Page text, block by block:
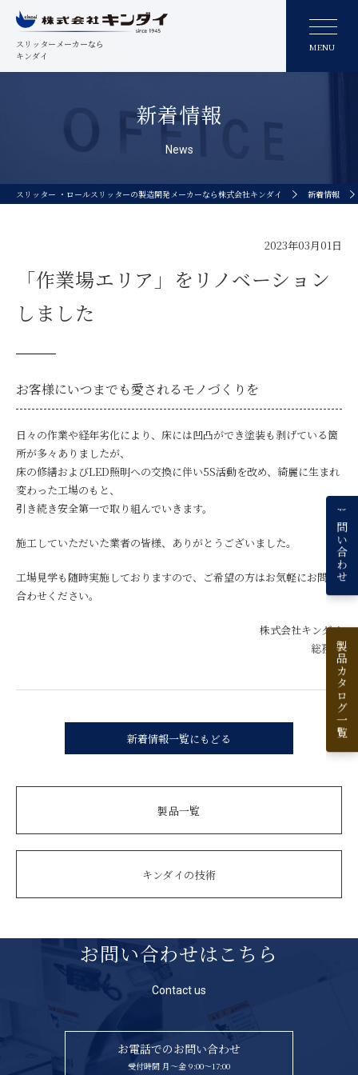
スリッターメーカーなら
キンダイ
MENU
お問い合わせ
製品カタログ一覧
新着情報
News
スリッター ・ロールスリッターの製造開発メーカーなら株式会社キンダイ 新着情報
2023年03月01日
「作業場エリア」をリノベーション
しました
お客様にいつまでも愛されるモノづくりを
日々の作業や経年劣化により、床には凹凸ができ塗装も剥げている箇
所が多々ありましたが、
床の修繕およびLED照明への交換に伴い5S活動を改め、綺麗に生まれ
変わった工場のもと、
引き続き安全第一で取り組んでいきます。
施工していただいた業者の皆様、ありがとうございました。
工場見学も随時実施しておりますので、ご希望の方はお気軽にお問い
合わせください。
株式会社キンダイ
総務部
新着情報一覧にもどる
製品一覧
キンダイの技術
お問い合わせはこちら
Contact us
お電話でのお問い合わせ
受付時間 月〜金 9:00〜17:00